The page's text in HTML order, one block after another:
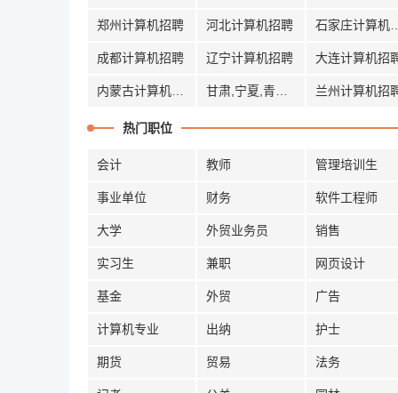
郑州计算机招聘 河北计算机招聘
成都计算机招聘 辽宁计算机招聘 大连计算机招
兰州计算机招
热门职位
会计 教师 管理培训生
事业单位 财务 软件工程师
大学 外贸业务员 销售
实习生 兼职 网页设计
基金 外贸 广告
计算机专业 出纳 护士
期货 贸易 法务